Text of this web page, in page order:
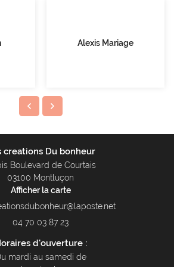
Alexis Mariage
creations Du bonheur
Boulevard de Courtais
03100 Montluçon
Afficher la carte
04 70 03 87 23
d'ouverture :
mardi au samedi de